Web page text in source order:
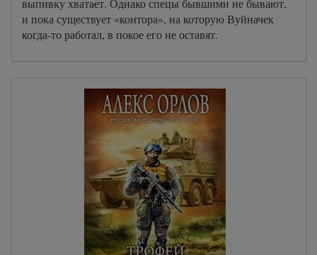
выпивку хватает. Однако спецы бывшими не бывают,
и пока существует «контора», на которую Вуйначек
когда-то работал, в покое его не оставят.